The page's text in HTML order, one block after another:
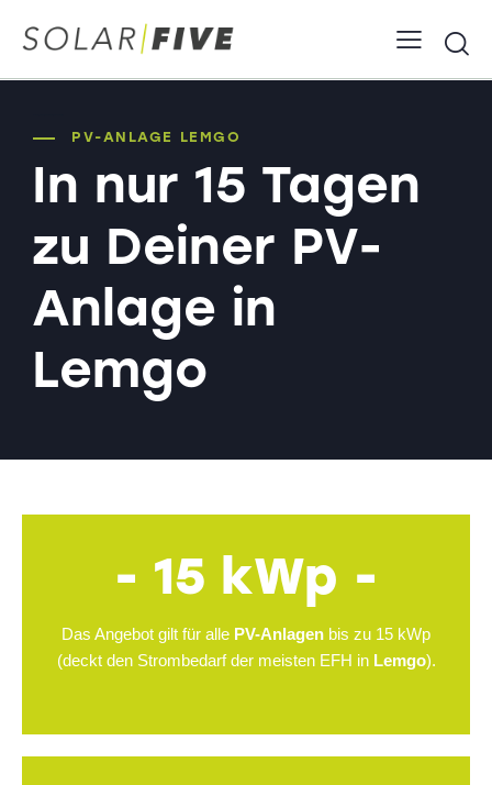
PV-ANLAGE LEMGO
In nur 15 Tagen
zu Deiner PV-
Anlage in
Lemgo
- 15 kWp -
Das Angebot gilt für alle PV-Anlagen bis zu 15 kWp
(deckt den Strombedarf der meisten EFH in Lemgo).